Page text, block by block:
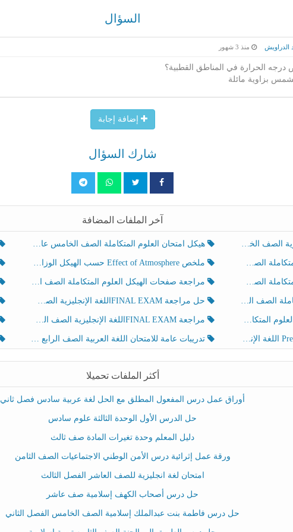
السؤال
منذ 3 شهور
الحرارة في المناطق القطبية؟
بزاوية مائلة
إضافة إجابة
شارك السؤال
آخر الملفات المضافة
هيكل امتحان العلوم المتكاملة الصف الخامس عام الفصل الدراسي الثالث 2025-2026
الفصل الثالث ملخص Effect of Atmosphere حسب الهيكل الوزاري العلوم المتكاملة الصف الخامس انسبير الفصل الثالث
الفصل الثالث مراجعة صفحات الهيكل العلوم المتكاملة الصف الخامس انسبير الفصل الثالث
الفصل الثالث حل مراجعة FINAL EXAMاللغة الإنجليزية الصف الخامس الفصل الثالث
عام الفصل الثالث مراجعة FINAL EXAMاللغة الإنجليزية الصف الخامس الفصل الثالث
تدريبات عامة للامتحان اللغة العربية الصف الرابع الفصل الثالث
أكثر الملفات تحميلا
أوراق عمل درس المفعول المطلق مع الحل لغة عربية سادس فصل ثاني
حل الدرس الأول الوحدة الثالثة علوم سادس
دليل المعلم وحدة تغيرات المادة صف ثالث
ورقة عمل إثرائية درس الأمن الوطني الاجتماعيات الصف الثامن
امتحان لغة انجليزية للصف العاشر الفصل الثالث
حل درس أصحاب الكهف إسلامية صف عاشر
حل درس فاطمة بنت عبدالملك إسلامية الصف الخامس الفصل الثاني